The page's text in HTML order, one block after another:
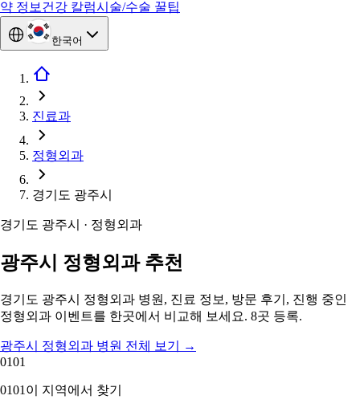
약 정보 건강 칼럼시술/수술 꿀팁
한국어
진료과
정형외과
경기도 광주시
경기도 광주시 · 정형외과
광주시 정형외과 추천
경기도 광주시 정형외과 병원, 진료 정보, 방문 후기, 진행 중인
정형외과 이벤트를 한곳에서 비교해 보세요. 8곳 등록.
광주시 정형외과 병원 전체 보기
→
0101
0101 이 지역에서 찾기